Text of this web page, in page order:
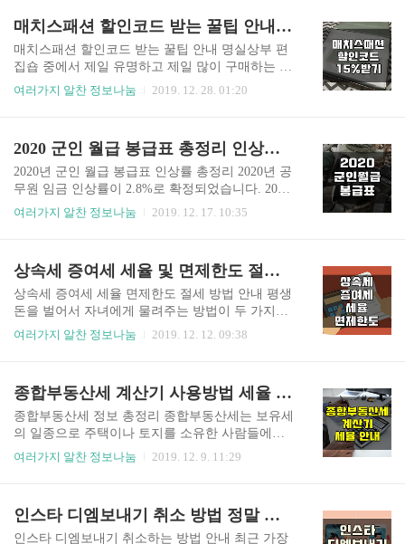
난 1년 동안 내가 납부한 세금을 다시 한 번 점검하
는 것입니다. 그래서 혹..
득자가 궁금해 하는 것은 연말정산 환급금이 얼마
나 되고 지급일이 언제인지입니다. 2020 연말정산
을 통해 연말정산 환급금이 어떻게 되는지 알아보
고 환급금 지급일을 안내해 드리겠습니다. ▶ 연말
정산이란? 2020 연말정산의 경우 2019년의 1년간
교해서 많이 냈을 경우 환급을 해줍니다. 이것이 바
로 연말정산 환급금입니다. 그..
매치스패션 할인코드 받는 꿀팁 안내 15% 할인코드
매치스패션 할인코드 받는 꿀팁 안내 명실상부 편
집숍 중에서 제일 유명하고 제일 많이 구매하는 사
이트가 있다면 바로 매치스패션이 아닐까요? 제일
다는 것! 오늘은 매치스패션 할인코드 받는 꿀팁을
안내해 드리려고 합니다. 아래에서 확인해 주세요.
매치스패션의 장점 중 하나가 바로 15% 친구추천
할인입니다. 일부 브랜드와 세일 제품을 제외하고
첫 구매 고객을 대상으로 기존 고객의 추천으로 할
가 준비되어 있어야 합니다. 왜냐하면 같은 ip에서
같은 pc나 브라우저에서 회원가입과..
여러가지 알찬 정보나눔 2019. 12. 28. 01:20
2020 군인 월급 봉급표 총정리 인상률 (최신자료)
2020년 군인 월급 봉급표 인상률 총정리 2020년 공
무원 임금 인상률이 2.8%로 확정되었습니다. 2017
년 이후 3년 만에 가장 높은 인상률을 기록했는데
이라면 2020년 월급이 어떻게 될지 궁금하실텐데
요. 아래에서 2020년 공무원 봉급표 뿐 아니라 2020
년 군인 월급을 확인해 보시기 바랍니다. 지금까지
공무원 임금 인상률은 2015년 3.8%, 2016년 3.0%,
2017년 3.5%로 3% 이상을 기록하다가 2018년 2.
8%로 인상되..
여러가지 알찬 정보나눔 2019. 12. 17. 10:35
상속세 증여세 세율 및 면제한도 절세 방법 총정리(최신판)
상속세 증여세 세율 면제한도 절세 방법 안내 평생
돈을 벌어서 자녀에게 물려주는 방법이 두 가지가
있습니다. 그것은 바로 상속과 증여인데요. 상속과
됩니다. 상속세와 증여세는 부자들에게만 적용되
는 세금이 아닙니다. 최근에는 부자가 아닌 사람들
도 미리 자녀 등에게 재산 형성의 기회를 주는 동시
에 절세를 위해 증여하는 경우가 많습니다. 그래서
많은 분들이 상속세와 증여세에 관심이 많은데요.
시기 바랍니다. ■ 상속세란? 상속이란 사람이 사망
하는 경우 그가 살아있을 때 재..
여러가지 알찬 정보나눔 2019. 12. 12. 09:38
종합부동산세 계산기 사용방법 세율 가산세 납부기한 총정리 (가장 최신판)
종합부동산세 정보 총정리 종합부동산세는 보유세
의 일종으로 주택이나 토지를 소유한 사람들에게
부과되는 세금입니다. 부동산 정책이 자주 변경되
종합부동산세는 종부세라고도 합니다. 과세기준일
(매년 6월 1일) 현재 국내에 소재한 재산세 과세대
여러가지 알찬 정보나눔 2019. 12. 9. 11:29
인스타 디엠보내기 취소 방법 정말 쉽습니다(+사진) Instagram
인스타 디엠보내기 취소하는 방법 안내 최근 가장